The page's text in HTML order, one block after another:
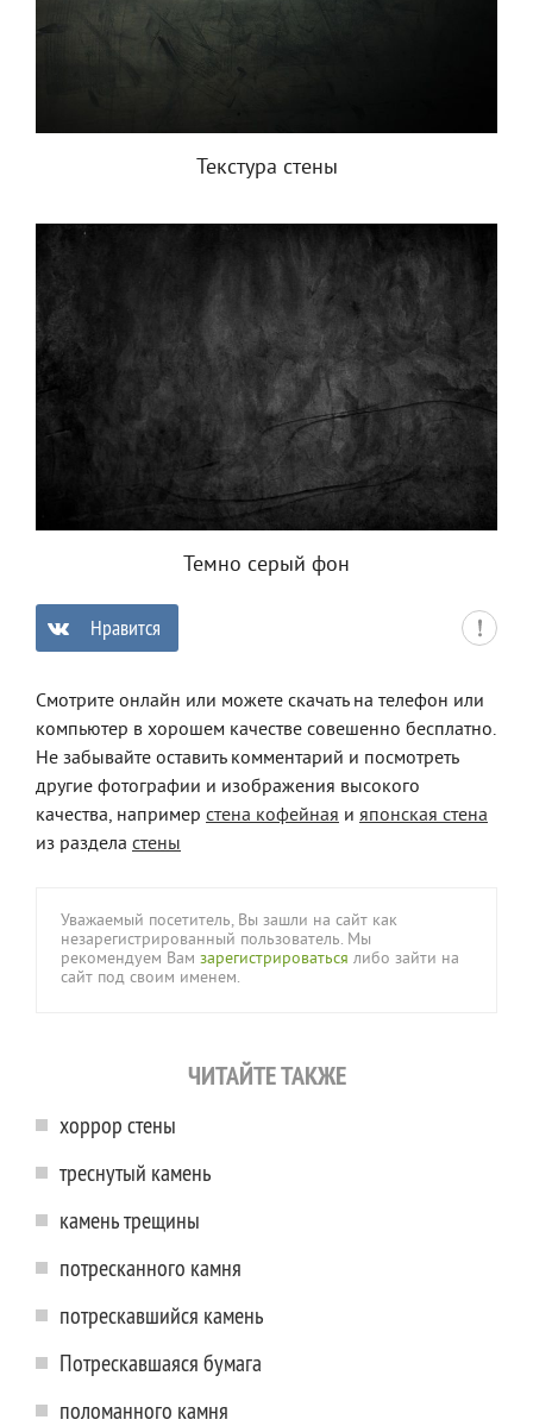
Текстура стены
Темно серый фон
Нравится
Смотрите онлайн или можете скачать на телефон или
компьютер в хорошем качестве совешенно бесплатно.
Не забывайте оставить комментарий и посмотреть
другие фотографии и изображения высокого
качества, например стена кофейная и японская стена
из раздела стены
Уважаемый посетитель, Вы зашли на сайт как
незарегистрированный пользователь. Мы
рекомендуем Вам зарегистрироваться либо зайти на
сайт под своим именем.
ЧИТАЙТЕ ТАКЖЕ
хоррор стены
треснутый камень
камень трещины
потресканного камня
потрескавшийся камень
Потрескавшаяся бумага
поломанного камня